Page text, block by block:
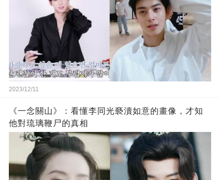
2023/12/11
《一念關山》：看懂李同光褻瀆如意的畫像，才知
他對琉璃鞭尸的真相